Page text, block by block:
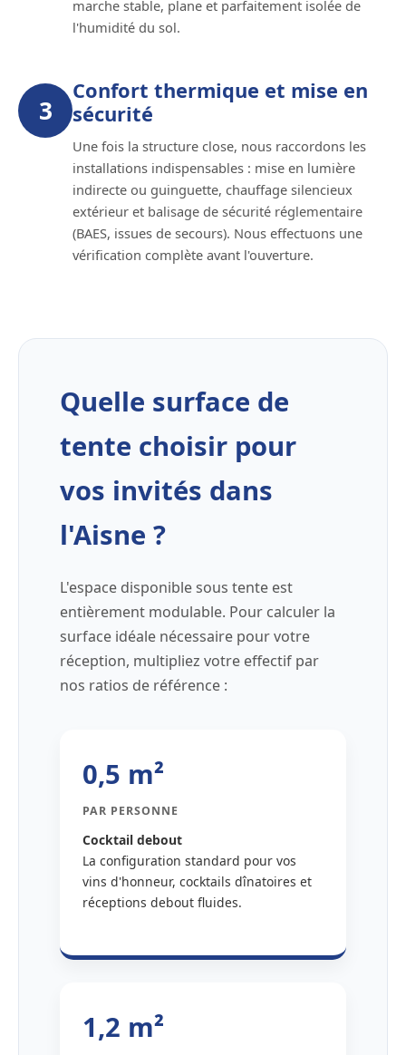
marche stable, plane et parfaitement isolée de
l'humidité du sol.
3
Confort thermique et mise en
sécurité
Une fois la structure close, nous raccordons les
installations indispensables : mise en lumière
indirecte ou guinguette, chauffage silencieux
extérieur et balisage de sécurité réglementaire
(BAES, issues de secours). Nous effectuons une
vérification complète avant l'ouverture.
Quelle surface de
tente choisir pour
vos invités dans
l'Aisne ?
L'espace disponible sous tente est
entièrement modulable. Pour calculer la
surface idéale nécessaire pour votre
réception, multipliez votre effectif par
nos ratios de référence :
0,5 m²
PAR PERSONNE
Cocktail debout
La configuration standard pour vos
vins d'honneur, cocktails dînatoires et
réceptions debout fluides.
1,2 m²